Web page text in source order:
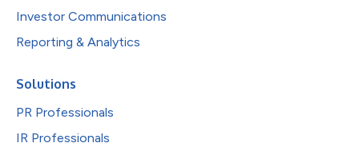
Investor Communications
Reporting & Analytics
Solutions
PR Professionals
IR Professionals